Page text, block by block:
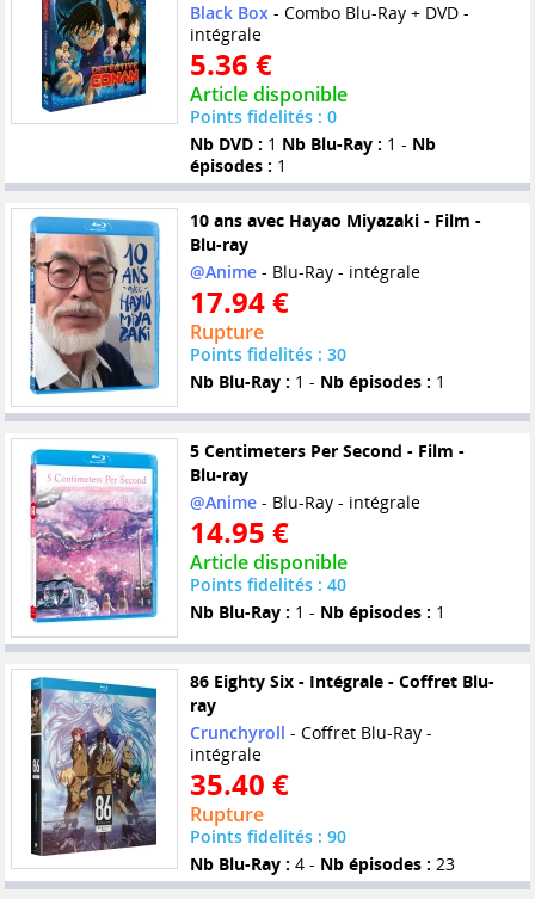
Black Box- Combo Blu-Ray + DVD -
intégrale
5.36 €
Article disponible
Points fidelités : 0
Nb DVD : 1 Nb Blu-Ray : 1 - Nb
épisodes : 1
10 ans avec Hayao Miyazaki - Film -
Blu-ray
@Anime- Blu-Ray - intégrale
17.94 €
Rupture
Points fidelités : 30
Nb Blu-Ray : 1 - Nb épisodes : 1
5 Centimeters Per Second - Film -
Blu-ray
@Anime- Blu-Ray - intégrale
14.95 €
Article disponible
Points fidelités : 40
Nb Blu-Ray : 1 - Nb épisodes : 1
86 Eighty Six - Intégrale - Coffret Blu-
ray
Crunchyroll - Coffret Blu-Ray -
intégrale
35.40 €
Rupture
Points fidelités : 90
Nb Blu-Ray : 4 - Nb épisodes : 23